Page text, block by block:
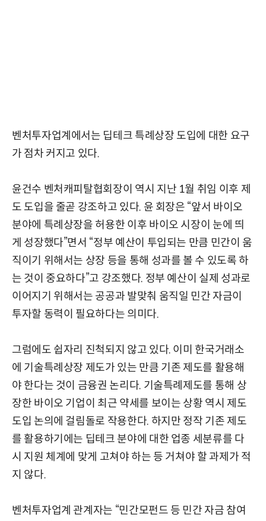
벤처투자업계에서는 딥테크 특례상장 도입에 대한 요구
가 점차 커지고 있다.
윤건수 벤처캐피탈협회장이 역시 지난 1월 취임 이후 제
도 도입을 줄곧 강조하고 있다. 윤 회장은 “앞서 바이오
분야에 특례상장을 허용한 이후 바이오 시장이 눈에 띄
게 성장했다”면서 “정부 예산이 투입되는 만큼 민간이 움
직이기 위해서는 상장 등을 통해 성과를 볼 수 있도록 하
는 것이 중요하다”고 강조했다. 정부 예산이 실제 성과로
이어지기 위해서는 공공과 발맞춰 움직일 민간 자금이
투자할 동력이 필요하다는 의미다.
그럼에도 쉽자리 진척되지 않고 있다. 이미 한국거래소
에 기술특례상장 제도가 있는 만큼 기존 제도를 활용해
야 한다는 것이 금융권 논리다. 기술특례제도를 통해 상
장한 바이오 기업이 최근 약세를 보이는 상황 역시 제도
도입 논의에 걸림돌로 작용한다. 하지만 정작 기존 제도
를 활용하기에는 딥테크 분야에 대한 업종 세분류를 다
시 지원 체계에 맞게 고쳐야 하는 등 거쳐야 할 과제가 적
지 않다.
벤처투자업계 관계자는 “민간모펀드 등 민간 자금 참여